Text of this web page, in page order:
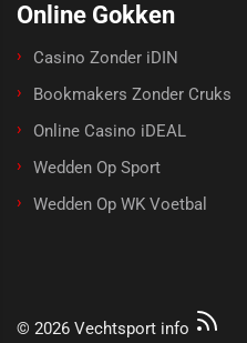
Online Gokken
Casino Zonder iDIN
Bookmakers Zonder Cruks
Online Casino iDEAL
Wedden Op Sport
Wedden Op WK Voetbal
© 2026 Vechtsport info